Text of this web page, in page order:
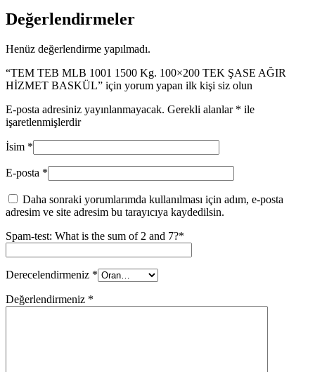
Değerlendirmeler
Henüz değerlendirme yapılmadı.
“TEM TEB MLB 1001 1500 Kg. 100×200 TEK ŞASE AĞIR
HİZMET BASKÜL” için yorum yapan ilk kişi siz olun
E-posta adresiniz yayınlanmayacak. Gerekli alanlar * ile
işaretlenmişlerdir
İsim *
E-posta *
Daha sonraki yorumlarımda kullanılması için adım, e-posta
adresim ve site adresim bu tarayıcıya kaydedilsin.
Spam-test: What is the sum of 2 and 7?*
Derecelendirmeniz *
Değerlendirmeniz *